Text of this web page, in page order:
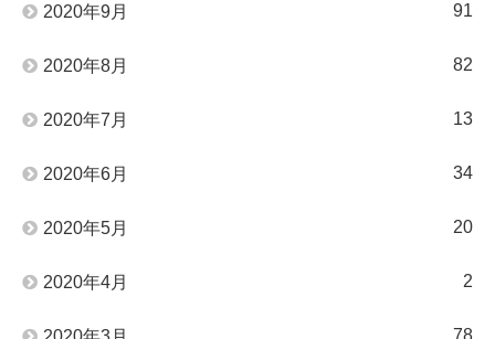
2020年9月 91
2020年8月 82
2020年7月 13
2020年6月 34
2020年5月 20
2020年4月 2
78